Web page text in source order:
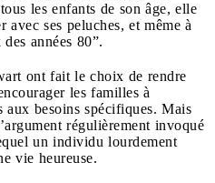
les enfants de son âge, elle
ses peluches, et même à
années 80”.
ont fait le choix de rendre
les familles à
aux besoins spécifiques. Mais
régulièrement invoqué
un individu lourdement
vie heureuse.